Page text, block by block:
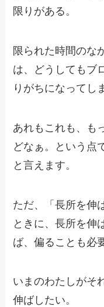
限りがある。
限られた時間のな
は、どうしてもブ
りがちになってし
あれもこれも、も
どなぁ。という点
と言えます。
ただ、「長所を伸
ときに、長所を伸
ば、偏ることも必
いまのわたしがそ
伸ばしたい。